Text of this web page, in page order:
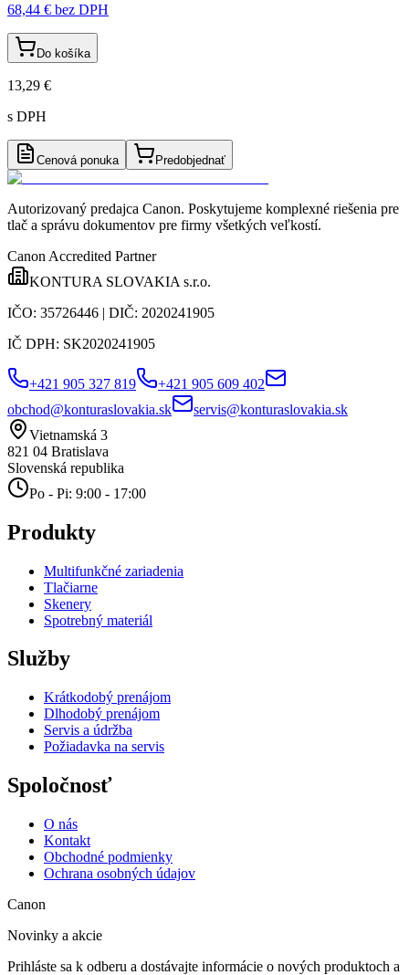
68,44 € bez DPH
Do košíka
13,29 €
s DPH
Cenová ponuka Predobjednať
Autorizovaný predajca Canon. Poskytujeme komplexné riešenia pre
tlač a správu dokumentov pre firmy všetkých veľkostí.
Canon Accredited Partner
KONTURA SLOVAKIA s.r.o.
IČO: 35726446 | DIČ: 2020241905
IČ DPH: SK2020241905
+421 905 327 819
+421 905 609 402
obchod@konturaslovakia.sk
servis@konturaslovakia.sk
Vietnamská 3
821 04 Bratislava
Slovenská republika
Po - Pi: 9:00 - 17:00
Produkty
Multifunkčné zariadenia
Tlačiarne
Skenery
Spotrebný materiál
Služby
Krátkodobý prenájom
Dlhodobý prenájom
Servis a údržba
Požiadavka na servis
Spoločnosť
O nás
Kontakt
Obchodné podmienky
Ochrana osobných údajov
Canon
Novinky a akcie
Prihláste sa k odberu a dostávajte informácie o nových produktoch a